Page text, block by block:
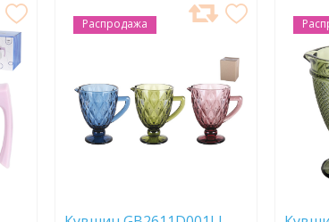
Распродажа
ДОБАВИТЬ
В
В